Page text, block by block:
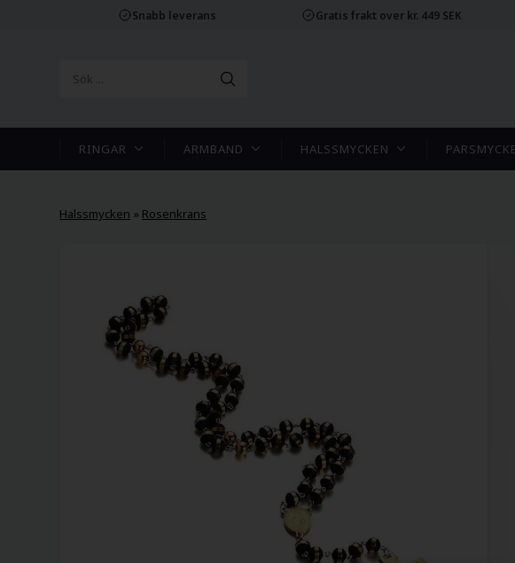
Snabb leverans Gratis frakt over kr. 449 SEK
RINGAR ARMBAND HALSSMYCKEN
Halssmycken » Rosenkrans